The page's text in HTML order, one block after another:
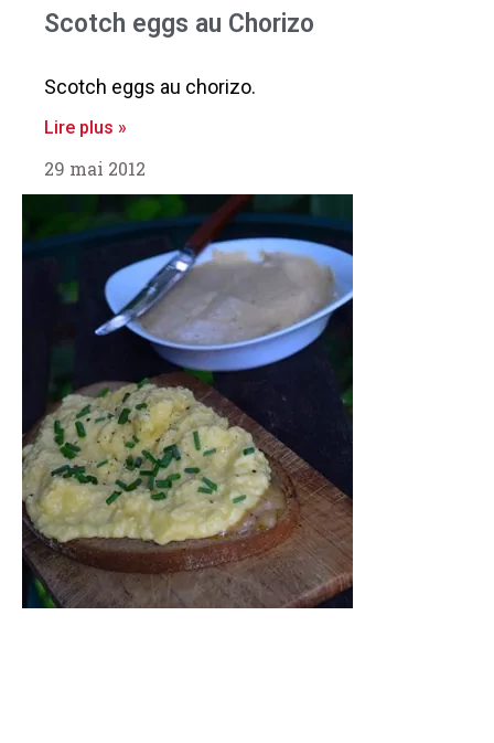
Scotch eggs au Chorizo
Scotch eggs au chorizo.
Lire plus »
29 mai 2012